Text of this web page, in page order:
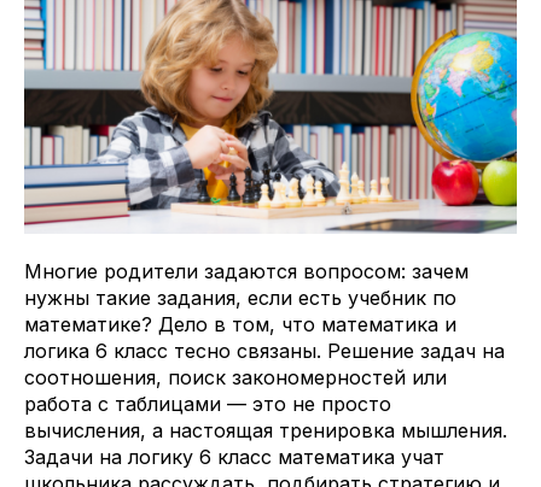
Многие родители задаются вопросом: зачем
нужны такие задания, если есть учебник по
математике? Дело в том, что математика и
логика 6 класс тесно связаны. Решение задач на
соотношения, поиск закономерностей или
работа с таблицами — это не просто
вычисления, а настоящая тренировка мышления.
Задачи на логику 6 класс математика учат